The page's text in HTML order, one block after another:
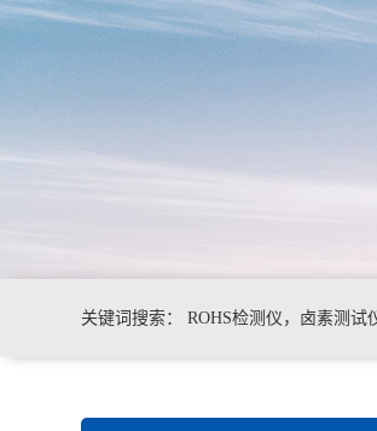
关键词搜索： ROHS检测仪，卤素测试